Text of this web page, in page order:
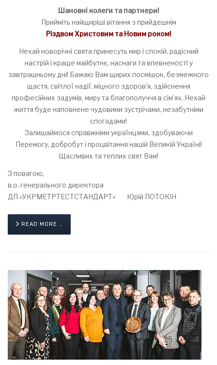
Шановні колеги та партнери!
Прийміть найщиріші вітання з прийдешнім
Різдвом Христовим та Новим роком!
Нехай новорічні свята принесуть мир і спокій, радісний
настрій і краще майбутнє, наснаги та впевненості у
завтрашньому дні! Бажаю Вам щирих посмішок, безмежного
щастя, світлої надії, міцного здоров’я, здійснення
професійних задумів, миру та благополуччя в сім’ях. Нехай
життя буде наповнене чудовими зустрічами, незабутніми
спогадами!
Залишаймося справжніми українцями, здобуваючи
Перемогу, добробут і процвітання нашій Великій Україні!
Щасливих та теплих свят Вам!
З повагою,
в.о. генерального директора
ДП «УКРМЕТРТЕСТСТАНДАРТ» Юрій ПОТОКІН
READ MORE …